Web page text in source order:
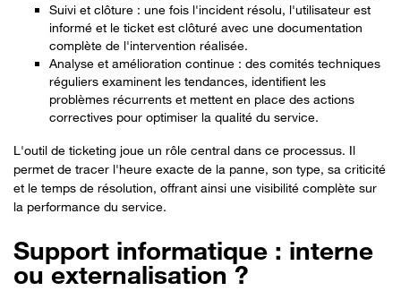
Suivi et clôture : une fois l'incident résolu, l'utilisateur est
informé et le ticket est clôturé avec une documentation
complète de l'intervention réalisée.
Analyse et amélioration continue : des comités techniques
réguliers examinent les tendances, identifient les
problèmes récurrents et mettent en place des actions
correctives pour optimiser la qualité du service.
L'outil de ticketing joue un rôle central dans ce processus. Il
permet de tracer l'heure exacte de la panne, son type, sa criticité
et le temps de résolution, offrant ainsi une visibilité complète sur
la performance du service.
Support informatique : interne
ou externalisation ?